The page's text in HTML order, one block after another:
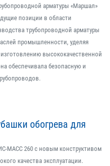
арматуры «Маршал»
позиции в области
трубопроводной арматуры
промышленности, уделяя
высококачественной
обеспечивала безопасную и
обогрева для
МАСС 260 с новым конструктивом
качества эксплуатации.